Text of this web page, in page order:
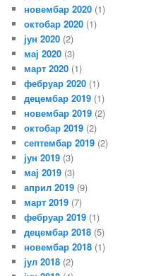
новембар 2020 (1)
октобар 2020 (1)
јун 2020 (2)
мај 2020 (3)
март 2020 (1)
фебруар 2020 (1)
децембар 2019 (1)
новембар 2019 (2)
октобар 2019 (2)
септембар 2019 (2)
јун 2019 (3)
мај 2019 (3)
април 2019 (9)
март 2019 (7)
фебруар 2019 (1)
децембар 2018 (5)
новембар 2018 (1)
јул 2018 (2)